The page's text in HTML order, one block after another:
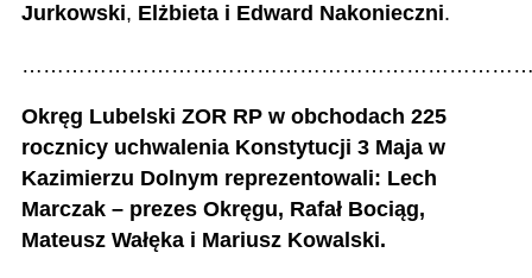
Jurkowski, Elżbieta i Edward Nakonieczni.
Okręg Lubelski ZOR RP w obchodach 225
rocznicy uchwalenia Konstytucji 3 Maja w
Kazimierzu Dolnym reprezentowali: Lech
Marczak – prezes Okręgu, Rafał Bociąg,
Mateusz Wałęka i Mariusz Kowalski.